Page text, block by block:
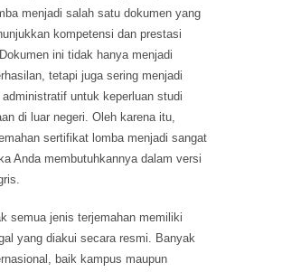
menjadi salah satu dokumen yang
kompetensi dan prestasi
ini tidak hanya menjadi
tetapi juga sering menjadi
untuk keperluan studi
di luar negeri. Oleh karena itu,
sertifikat lomba menjadi sangat
Anda membutuhkannya dalam versi
semua jenis terjemahan memiliki
yang diakui secara resmi. Banyak
baik kampus maupun